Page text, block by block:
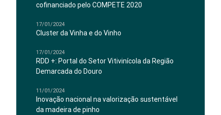
cofinanciado pelo COMPETE 2020
17/01/2024
Cluster da Vinha e do Vinho
17/01/2024
RDD +: Portal do Setor Vitivinícola da Região
Demarcada do Douro
11/01/2024
Inovação nacional na valorização sustentável
da madeira de pinho